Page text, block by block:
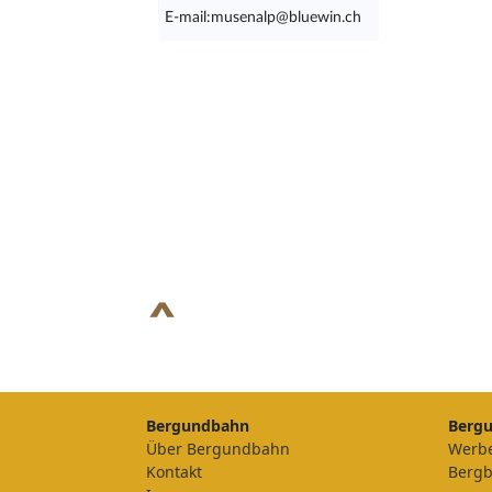
E-mail:musenalp@bluewin.ch
Bergundbahn
Über Bergundbahn
Kontakt